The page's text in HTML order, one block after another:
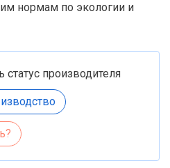
нормам по экологии и
производителя